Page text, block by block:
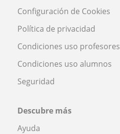
Configuración de Cookies
Política de privacidad
Condiciones uso profesores
Condiciones uso alumnos
Seguridad
Descubre más
Ayuda